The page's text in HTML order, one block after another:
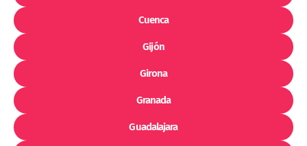
Cuenca
Gijón
Girona
Granada
Guadalajara